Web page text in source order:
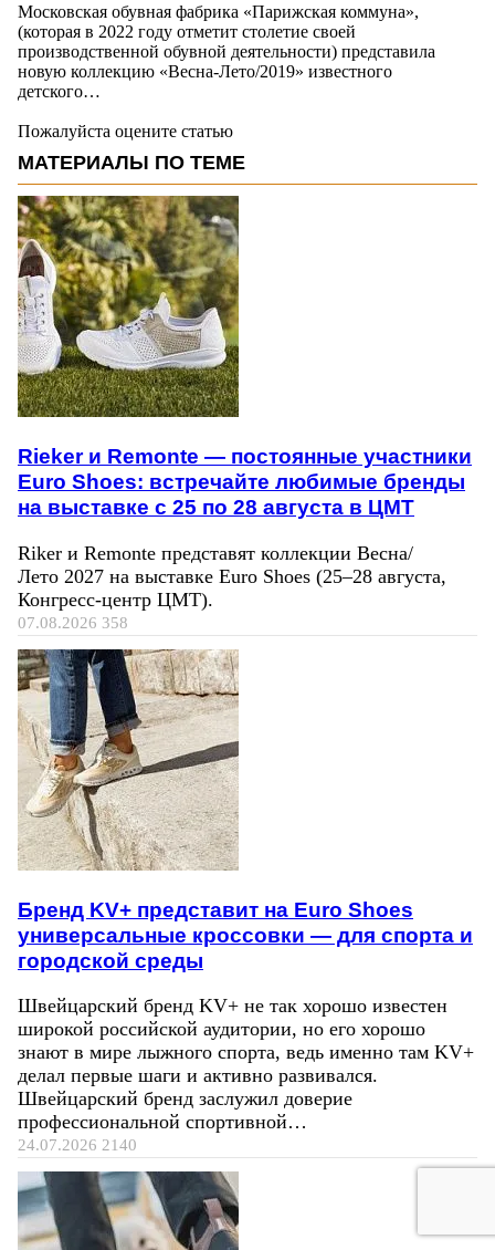
Московская обувная фабрика «Парижская коммуна»,
(которая в 2022 году отметит столетие своей
производственной обувной деятельности) представила
новую коллекцию «Весна-Лето/2019» известного
детского…
Пожалуйста оцените статью
МАТЕРИАЛЫ ПО ТЕМЕ
Rieker и Remonte — постоянные участники
Euro Shoes: встречайте любимые бренды
на выставке с 25 по 28 августа в ЦМТ
Riker и Remonte представят коллекции Весна/
Лето 2027 на выставке Euro Shoes (25–28 августа,
Конгресс‑центр ЦМТ).
07.08.2026 358
Бренд KV+ представит на Euro Shoes
универсальные кроссовки — для спорта и
городской среды
Швейцарский бренд KV+ не так хорошо известен
широкой российской аудитории, но его хорошо
знают в мире лыжного спорта, ведь именно там KV+
делал первые шаги и активно развивался.
Швейцарский бренд заслужил доверие
профессиональной спортивной…
24.07.2026 2140